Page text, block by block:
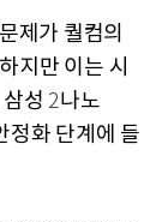
제가 퀄컴의
하지만 이는 시
삼성 2나노
정화 단계에 들